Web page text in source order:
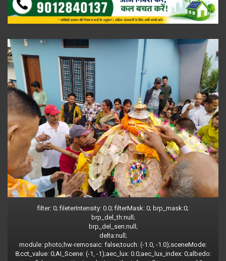
filter: 0; fileterIntensity: 0.0; filterMask: 0; brp_mask:0;
brp_del_th:null;
brp_del_sen:null;
delta:null;
module: photo;hw-remosaic: false;touch: (-1.0, -1.0);sceneMode:
8;cct_value: 0;AI_Scene: (-1, -1);aec_lux: 0.0;aec_lux_index: 0;albedo: